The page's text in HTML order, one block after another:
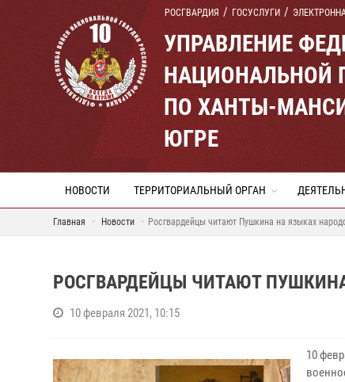
РОСГВАРДИЯ ГОСУСЛУГИ
УПРАВЛЕНИЕ
НАЦИОНАЛЬНОЙ
ПО ХАНТЫ-
ЮГРЕ
НОВОСТИ ТЕРРИТОРИАЛЬНЫЙ ОРГАН
Главная Новости Росгвардейцы читают Пушкина на языках
РОСГВАРДЕЙЦЫ ЧИТАЮТ
10 февраля 2021, 10:15
10